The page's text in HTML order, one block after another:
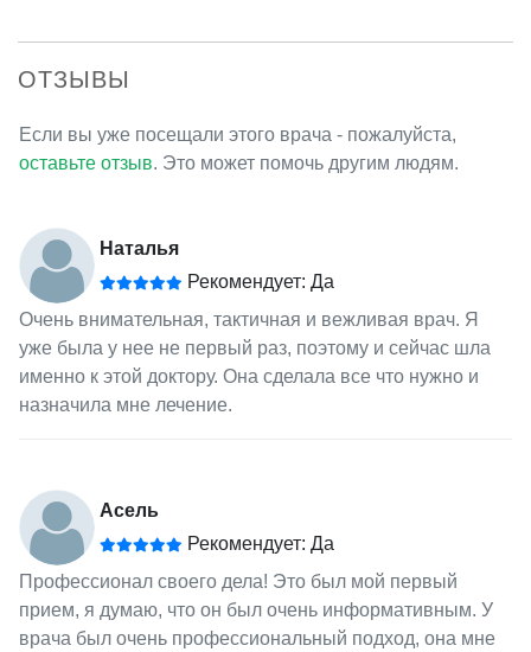
ОТЗЫВЫ
Если вы уже посещали этого врача - пожалуйста,
оставьте отзыв. Это может помочь другим людям.
Наталья
Рекомендует: Да
Очень внимательная, тактичная и вежливая врач. Я
уже была у нее не первый раз, поэтому и сейчас шла
именно к этой доктору. Она сделала все что нужно и
назначила мне лечение.
Асель
Рекомендует: Да
Профессионал своего дела! Это был мой первый
прием, я думаю, что он был очень информативным. У
врача был очень профессиональный подход, она мне